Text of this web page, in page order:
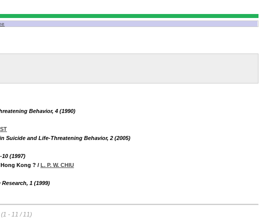
Behavior, 4 (1990)
in Suicide and Life-Threatening Behavior, 2 (2005)
(1997)
Kong ? / L. P. W. CHIU
1 (1999)
(1 - 11 / 11)